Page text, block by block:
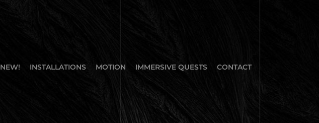
NEW! INSTALLATIONS MOTION IMMERSIVE QUESTS CONTACT